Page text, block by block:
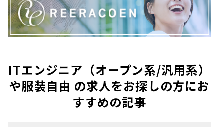
ITエンジニア（オープン系/汎用系）
や服装自由 の求人をお探しの方にお
すすめの記事